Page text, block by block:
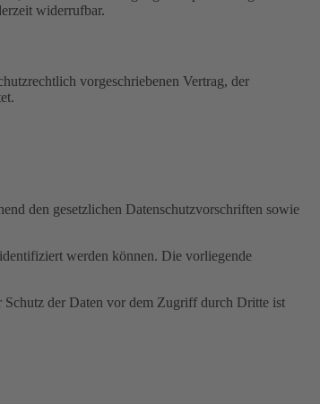
widerrufbar.
vorgeschriebenen Vertrag, der
den gesetzlichen Datenschutzvorschriften sowie
werden können. Die vorliegende
der Daten vor dem Zugriff durch Dritte ist